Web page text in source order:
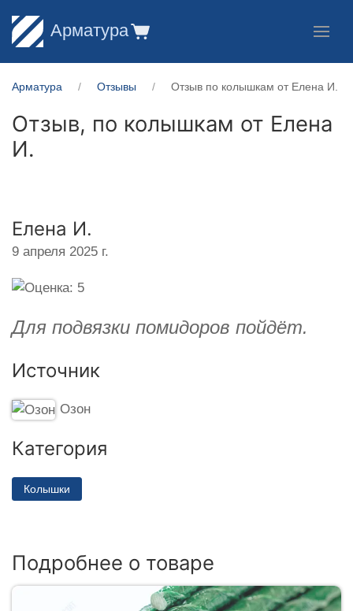
Арматура
Арматура Отзывы Отзыв по колышкам от Елена И.
Отзыв, по колышкам от Елена
И.
Елена И.
9 апреля 2025 г.
Для подвязки помидоров пойдёт.
Источник
Озон
Категория
Колышки
Подробнее о товаре